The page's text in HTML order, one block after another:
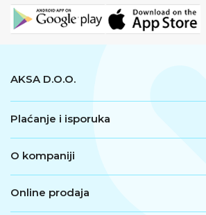
AKSA D.O.O.
Plaćanje i isporuka
O kompaniji
Online prodaja